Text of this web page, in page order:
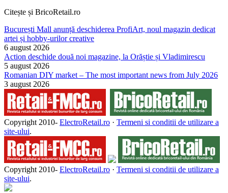
Citește și BricoRetail.ro
București Mall anunță deschiderea ProfiArt, noul magazin dedicat
artei și hobby-urilor creative
6 august 2026
Action deschide două noi magazine, la Orăștie și Vladimirescu
5 august 2026
Romanian DIY market – The most important news from July 2026
3 august 2026
Copyright 2010- ElectroRetail.ro · Termeni si conditii de utilizare a
site-ului.
Copyright 2010- ElectroRetail.ro · Termeni si conditii de utilizare a
site-ului.